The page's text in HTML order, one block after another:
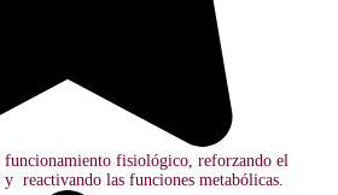
fisiológico, reforzando el
reactivando las funciones metabólicas.